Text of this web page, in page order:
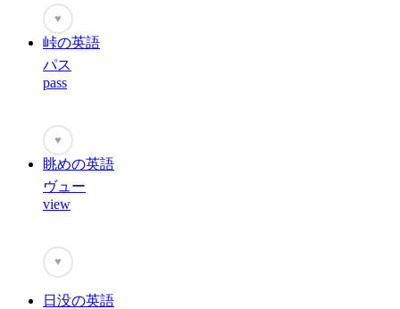
♥
峠の英語
パス
pass
♥
眺めの英語
ヴュー
view
♥
日没の英語